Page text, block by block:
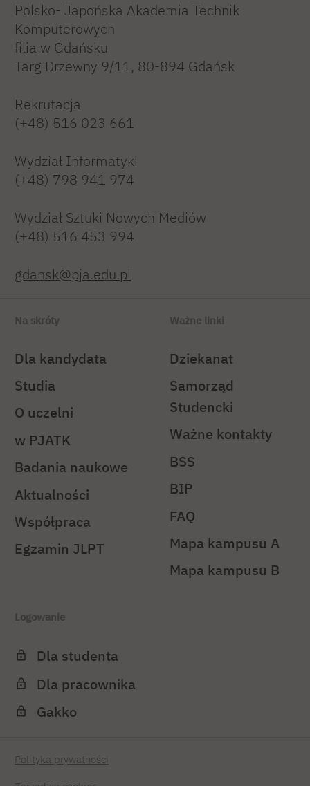
Polsko- Japońska Akademia Technik
Komputerowych
filia w Gdańsku
Targ Drzewny 9/11, 80-894 Gdańsk
Rekrutacja
(+48) 516 023 661
Wydział Informatyki
(+48) 798 941 974
Wydział Sztuki Nowych Mediów
(+48) 516 453 994
gdansk@pja.edu.pl
Na skróty
Dla kandydata
Studia
O uczelni
w PJATK
Badania naukowe
Aktualności
Współpraca
Egzamin JLPT
Ważne linki
Dziekanat
Samorząd
Studencki
Ważne kontakty
BSS
BIP
FAQ
Mapa kampusu A
Mapa kampusu B
Logowanie
Dla studenta
Dla pracownika
Gakko
Polityka prywatności